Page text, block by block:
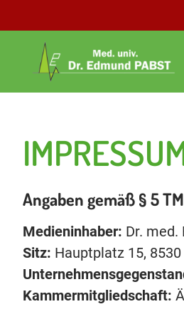
Angaben gemäß § 5
Medieninhaber: Dr. med.
Sitz: Hauptplatz 15,
Kammermitgliedschaft: